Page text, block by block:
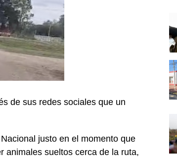
de sus redes sociales que un
justo en el momento que
animales sueltos cerca de la ruta,